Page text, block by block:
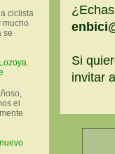
Si
invitar
ciclista
mucho
se
el